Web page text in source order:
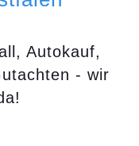
Autokauf,
- wir